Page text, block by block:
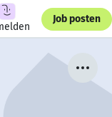
Job posten